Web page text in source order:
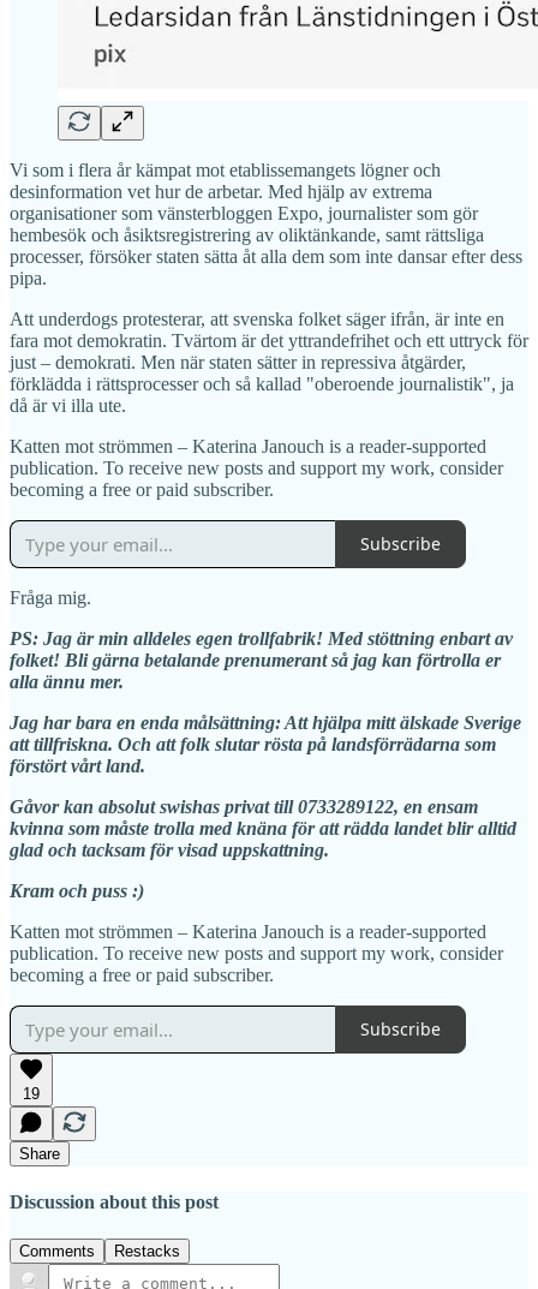
Vi som i flera år kämpat mot etablissemangets lögner och
desinformation vet hur de arbetar. Med hjälp av extrema
organisationer som vänsterbloggen Expo, journalister som gör
hembesök och åsiktsregistrering av oliktänkande, samt rättsliga
processer, försöker staten sätta åt alla dem som inte dansar efter dess
pipa.
Att underdogs protesterar, att svenska folket säger ifrån, är inte en
fara mot demokratin. Tvärtom är det yttrandefrihet och ett uttryck för
just – demokrati. Men när staten sätter in repressiva åtgärder,
förklädda i rättsprocesser och så kallad "oberoende journalistik", ja
då är vi illa ute.
Katten mot strömmen – Katerina Janouch is a reader-supported
publication. To receive new posts and support my work, consider
becoming a free or paid subscriber.
Subscribe
Fråga mig.
PS: Jag är min alldeles egen trollfabrik! Med stöttning enbart av
folket! Bli gärna betalande prenumerant så jag kan förtrolla er
alla ännu mer.
Jag har bara en enda målsättning: Att hjälpa mitt älskade Sverige
att tillfriskna. Och att folk slutar rösta på landsförrädarna som
förstört vårt land.
Gåvor kan absolut swishas privat till 0733289122, en ensam
kvinna som måste trolla med knäna för att rädda landet blir alltid
glad och tacksam för visad uppskattning.
Kram och puss :)
Katten mot strömmen – Katerina Janouch is a reader-supported
publication. To receive new posts and support my work, consider
becoming a free or paid subscriber.
Subscribe
19
Share
Discussion about this post
Comments Restacks